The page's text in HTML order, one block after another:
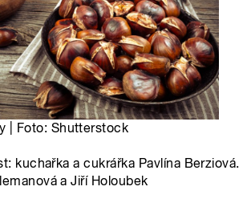
| Foto: Shutterstock
kuchařka a cukrářka Pavlína Berziová.
a Jiří Holoubek